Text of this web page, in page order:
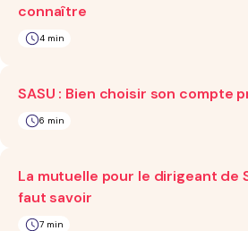
connaître
4 min
SASU : Bien choisir son compte
6 min
La mutuelle pour le dirigeant de
faut savoir
7 min